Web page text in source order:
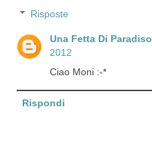
Risposte
Una Fetta Di Paradiso
2012
Ciao Moni :-*
Rispondi